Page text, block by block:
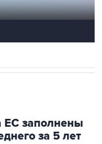
ЕС заполнены
за 5 лет